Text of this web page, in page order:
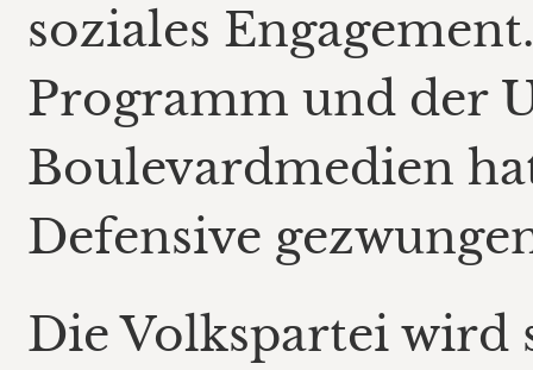
soziales
Programm und der
Boulevardmedien
Defensive
Die Volkspartei wird